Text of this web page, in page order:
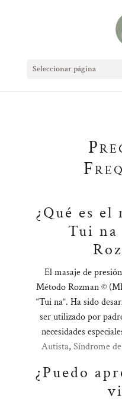
Seleccionar página
¿Qué es el
Tui na
El masaje de
Método Rozman ©
“Tui na”. Ha sido
ser utilizado por
necesidades
Autista, Síndrome
¿Puedo